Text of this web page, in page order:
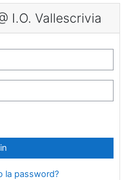
I.O. Vallescrivia
la password?